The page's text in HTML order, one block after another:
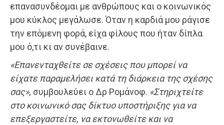
επανασυνδέομαι με ανθρώπους και ο κοινωνικός
μου κύκλος μεγάλωσε. Όταν η καρδιά μου ράγισε
την επόμενη φορά, είχα φίλους που ήταν δίπλα
μου ό,τι κι αν συνέβαινε.
«Επανενταχθείτε σε σχέσεις που μπορεί να
είχατε παραμελήσει κατά τη διάρκεια της σχέσης
σας», συμβουλεύει ο Δρ Ρομάνοφ. «Στηριχτείτε
στο κοινωνικό σας δίκτυο υποστήριξης για να
επεξεργαστείτε, να εκτονωθείτε και να